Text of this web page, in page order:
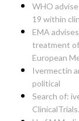
WHO
19 within
EMA
treatment
European
Ivermectin
political
Search of: